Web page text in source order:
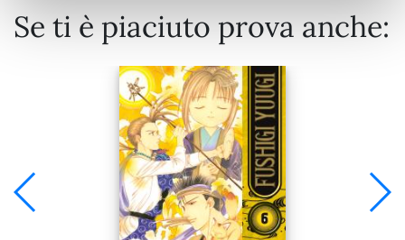
Se ti è piaciuto prova anche: